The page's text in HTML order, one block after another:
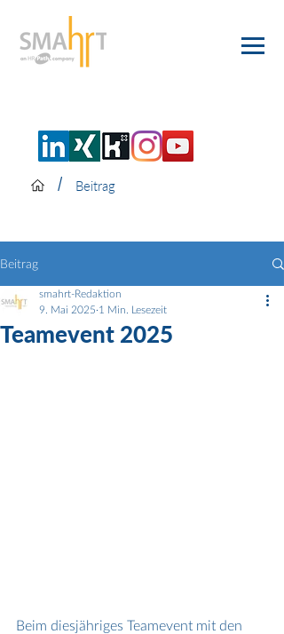
/ Beitrag
Beitrag
Teamevent 2025
smahrt-Redaktion
9. Mai 2025 1 Min. Lesezeit
Beim diesjähriges Teamevent mit den